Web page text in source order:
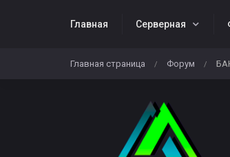
Главная Серверная
Жалобы Download CS 1.6
Главная страница / Форум /